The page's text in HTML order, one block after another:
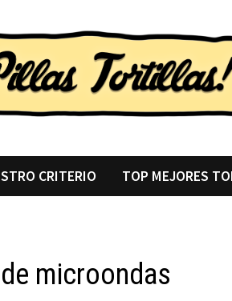
CRITERIO TOP MEJORES
microondas